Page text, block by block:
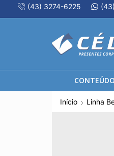
(43) 3274-6225
Início Linha